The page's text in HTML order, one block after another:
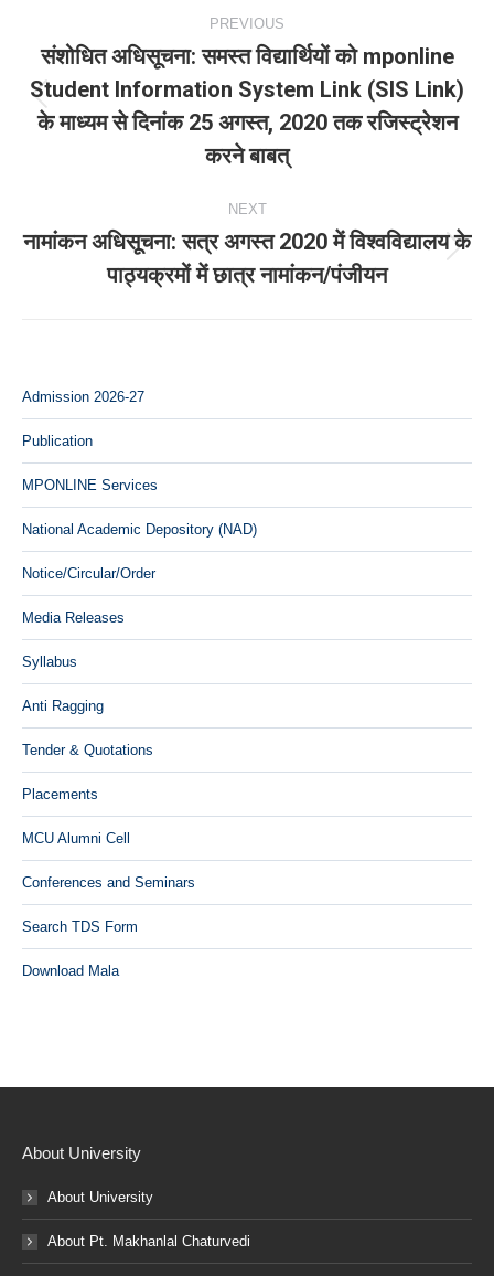
navigation
PREVIOUS
Previous
post:
संशोधित अधिसूचना: समस्‍त विद्यार्थियों को mponline
Student Information System Link (SIS Link)
के माध्‍यम से दिनांक 25 अगस्‍त, 2020 तक रजिस्‍ट्रेशन
करने बाबत्
NEXT
post:
नामांकन अधिसूचना: सत्र अगस्‍त 2020 में विश्‍वविद्यालय के
पाठ्यक्रमों में छात्र नामांकन/पंजीयन
Admission 2026-27
Publication
MPONLINE Services
National Academic Depository (NAD)
Notice/Circular/Order
Media Releases
Syllabus
Anti Ragging
Tender & Quotations
Placements
MCU Alumni Cell
Conferences and Seminars
Search TDS Form
Download Mala
About University
About University
About Pt. Makhanlal Chaturvedi